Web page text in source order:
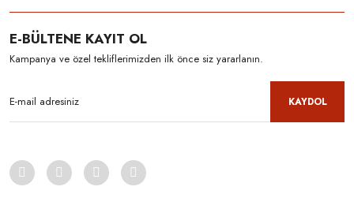
E-BÜLTENE KAYIT OL
Kampanya ve özel tekliflerimizden ilk önce siz yararlanın.
KAYDOL